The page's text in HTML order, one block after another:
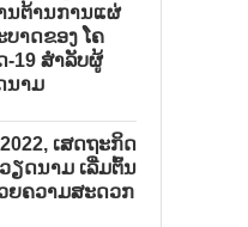
ນຕ້ານການແຜ່
ບາດຂອງ ໂຄ
-19 ສຳລັບຜູ້
ນາມ
ເສດຖະກິດ
ຽດນາມ ເລີ່ມຕົ້ນ
ຍຄວາມສະດວກ